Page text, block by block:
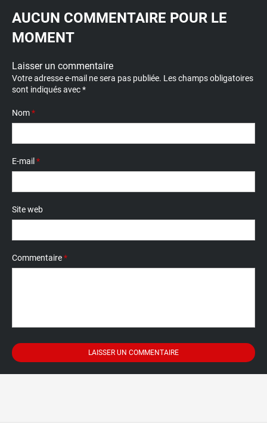
AUCUN COMMENTAIRE POUR LE
MOMENT
Laisser un commentaire
Votre adresse e-mail ne sera pas publiée. Les champs obligatoires
sont indiqués avec*
Nom*
E-mail *
Site web
Commentaire*